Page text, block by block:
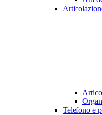
Telefono e